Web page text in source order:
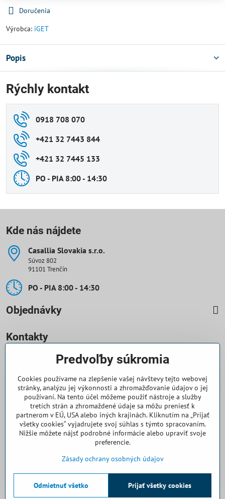
Doručenia
Výrobca: iGET
Popis
Rýchly kontakt
0918 708 070
+421 32 7443 844
+421 32 7445 133
PO - PIA 8:00 - 14:30
Kde nás nájdete
Casallia Slovakia s​.r​.o​.
Súvoz 802
91101 Trenčín
PO - PIA 8:00 - 14:30
Objednávky
Kontakty
0918 708 070
objednavky​@casallia​.sk
+421 32 7443 844
+421 32 7445 133
Všetko k nákupu
©
Copyright
Predvoľby súkromiaZásady ochrany osobných údajov
Predvoľby súkromia
Cookies používame na zlepšenie vašej návštevy tejto webovej
stránky, analýzu jej výkonnosti a zhromažďovanie údajov o jej
používaní. Na tento účel môžeme použiť nástroje a služby
tretích strán a zhromaždené údaje sa môžu preniesť k
partnerom v EÚ, USA alebo iných krajinách. Kliknutím na „Prijať
všetky cookies“ vyjadrujete svoj súhlas s týmto spracovaním.
Nižšie môžete nájsť podrobné informácie alebo upraviť svoje
preferencie.
Zásady ochrany osobných údajov
Prijať všetky cookies
Odmietnuť všetko